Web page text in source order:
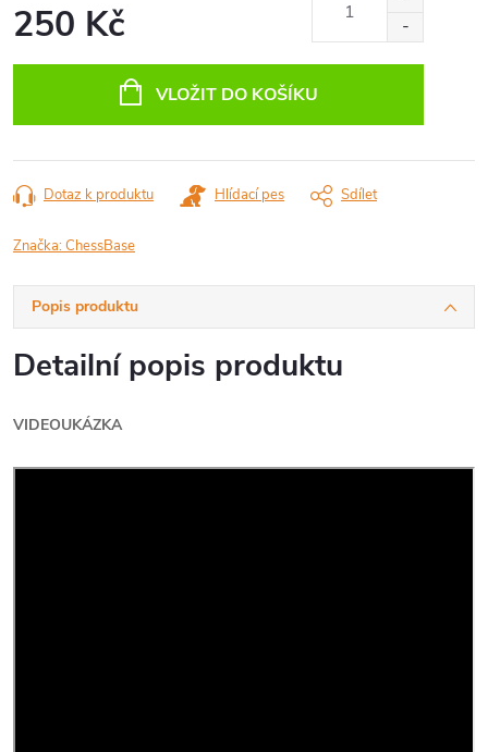
250 Kč
VLOŽIT DO KOŠÍKU
Dotaz k produktu Hlídací pes Sdílet
Značka:ChessBase
Popis produktu
Detailní popis produktu
VIDEOUKÁZKA